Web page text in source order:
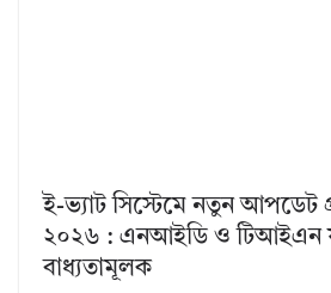
ই-ভ্যাট সিস্টেমে নতুন আপডেট
২০২৬ : এনআইডি ও টিআইএন
বাধ্যতামূলক